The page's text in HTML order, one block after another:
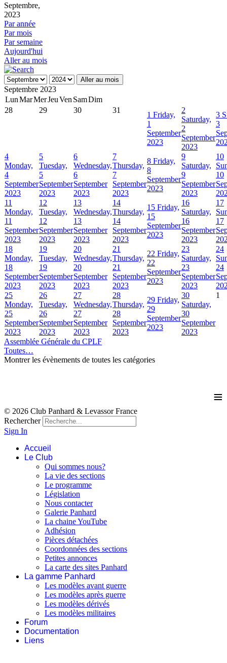
Septembre,
2023
Par année
Par mois
Par semaine
Aujourd'hui
Aller au mois
Aller au mois
Septembre 2023
LunMarMerJeuVen SamDim
28
29 30 31
1 Friday,
1
September
2023
2
Saturday,
2
September
2023
3
3
4
Monday,
4
September
2023
5
Tuesday,
5
September
2023
6
Wednesday,
6
September
2023
7
Thursday,
7
September
2023
8 Friday,
8
September
2023
9
Saturday,
9
September
2023
10
10
11
Monday,
11
September
2023
12
Tuesday,
12
September
2023
13
Wednesday,
13
September
2023
14
Thursday,
14
September
2023
15 Friday,
15
September
2023
16
Saturday,
16
September
2023
17
17
18
Monday,
18
September
2023
19
Tuesday,
19
September
2023
20
Wednesday,
20
September
2023
21
Thursday,
21
September
2023
22 Friday,
22
September
2023
23
Saturday,
23
September
2023
24
24
25
Monday,
25
September
2023
26
Tuesday,
26
September
2023
27
Wednesday,
27
September
2023
28
Thursday,
28
September
2023
29 Friday,
29
September
2023
30
Saturday,
30
September
2023
1
Assemblée Générale du CPLF
Toutes…
Montrer les évènements de toutes les catégories
≡
© 2026 Club Panhard & Levassor France
Rechercher
Sign In
Accueil
Le Club
Qui sommes nous?
La vie des sections
Le programme
Législation
Nous contacter
Galerie Panhard
La chaine YouTube
Adhésion
Pièces détachées
Coordonnées des sections
Petites annonces
La carte des sites Panhard
La gamme Panhard
Les modèles avant guerre
Les modèles après guerre
Les modèles dérivés
Les modèles militaires
Forum
Documentation
Liens